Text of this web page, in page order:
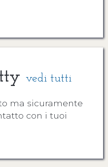
vedi tutti
ma sicuramente
con i tuoi